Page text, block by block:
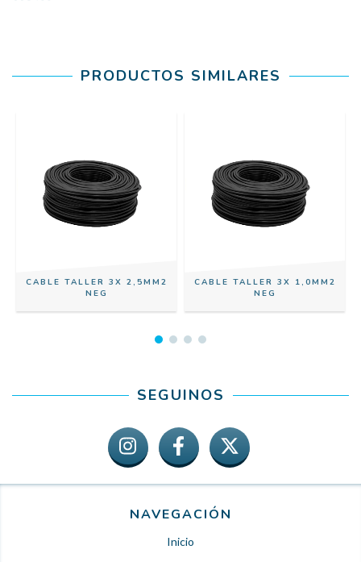
PRODUCTOS SIMILARES
CABLE TALLER 3X 2,5MM2
NEG
CABLE TALLER 3X 1,0MM2
NEG
SEGUINOS
NAVEGACIÓN
Inicio